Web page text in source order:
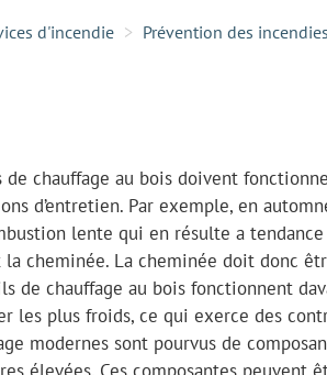
d'incendie Prévention des incendies
chauffage au bois doivent
d’entretien. Par exemple, en
lente qui en résulte a
cheminée. La cheminée doit donc
de chauffage au bois fonctionnent
les plus froids, ce qui exerce des
modernes sont pourvus de